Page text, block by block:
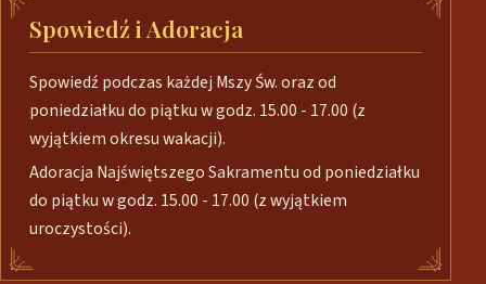
Spowiedź i Adoracja
Spowiedź podczas każdej Mszy Św. oraz od
poniedziałku do piątku w godz. 15.00 - 17.00 (z
wyjątkiem okresu wakacji).
Adoracja Najświętszego Sakramentu od poniedziałku
do piątku w godz. 15.00 - 17.00 (z wyjątkiem
uroczystości).